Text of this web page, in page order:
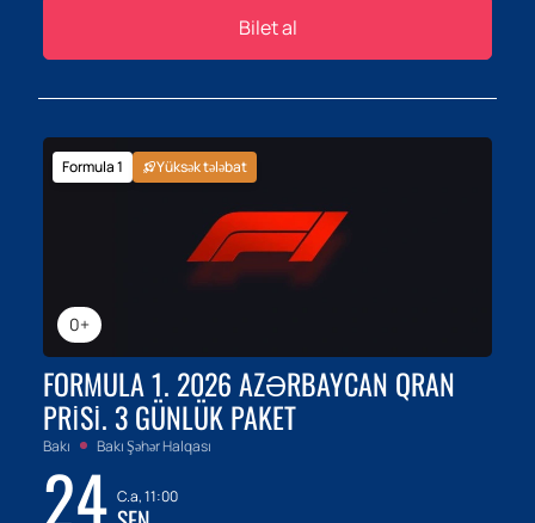
Bilet al
0+
Formula 1 Yüksək tələbat
FORMULA 1. 2026 AZƏRBAYCAN QRAN
PRISI. 3 GÜNLÜK PAKET
Bakı Bakı Şəhər Halqası
24 C.a, 11:00